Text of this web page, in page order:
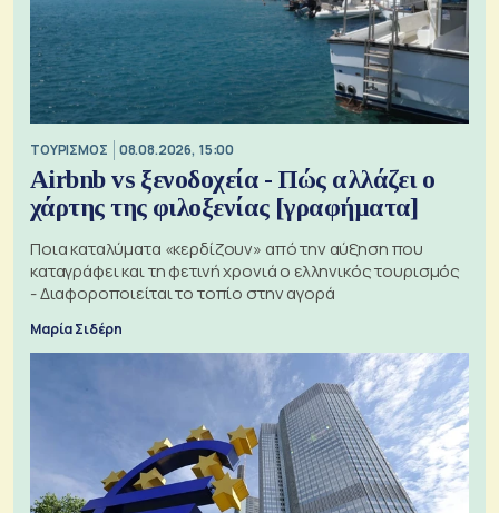
ΤΟΥΡΙΣΜΟΣ 08.08.2026, 15:00
Airbnb vs ξενοδοχεία - Πώς αλλάζει ο
χάρτης της φιλοξενίας [γραφήματα]
Ποια καταλύματα «κερδίζουν» από την αύξηση που
καταγράφει και τη φετινή χρονιά ο ελληνικός τουρισμός
- Διαφοροποιείται το τοπίο στην αγορά
Μαρία Σιδέρη